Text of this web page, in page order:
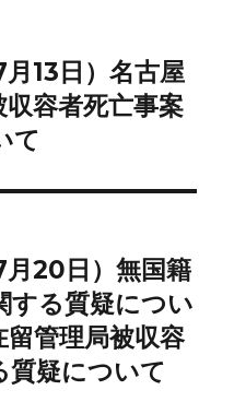
13日）名古屋
容者死亡事案
て
20日）無国籍
する質疑につい
管理局被収容
質疑について